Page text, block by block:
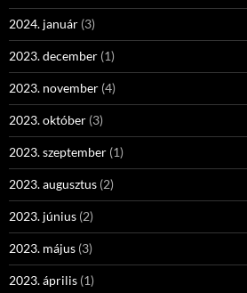
2024. január (3)
2023. december (1)
2023. november (4)
2023. október (3)
2023. szeptember (1)
2023. augusztus (2)
2023. június (2)
2023. május (3)
2023. április (1)